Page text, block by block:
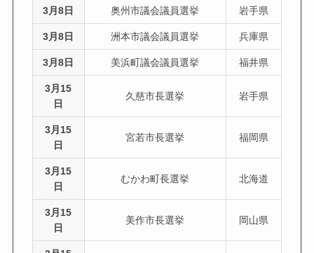
3月8日 奥州市議会議員選挙 岩手県
3月8日 洲本市議会議員選挙 兵庫県
3月8日 美浜町議会議員選挙 福井県
3月15
日
久慈市長選挙 岩手県
3月15
日
宮若市長選挙 福岡県
3月15
日
むかわ町長選挙 北海道
3月15
日
美作市長選挙 岡山県